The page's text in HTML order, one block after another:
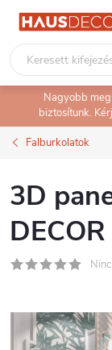
Ugrás
tartalomhoz
Nagyobb
biztosítunk.
Falburkolatok
3D
DECOR